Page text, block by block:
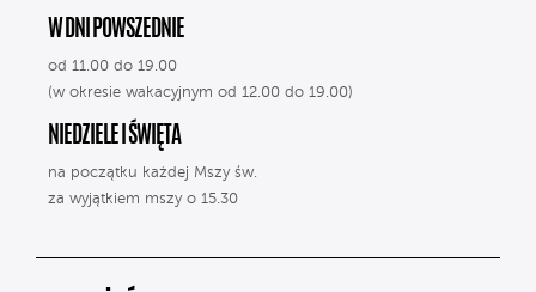
W DNI POWSZEDNIE
od 11.00 do 19.00
(w okresie wakacyjnym od 12.00 do 19.00)
NIEDZIELE I ŚWIĘTA
na początku każdej Mszy św.
za wyjątkiem mszy o 15.30